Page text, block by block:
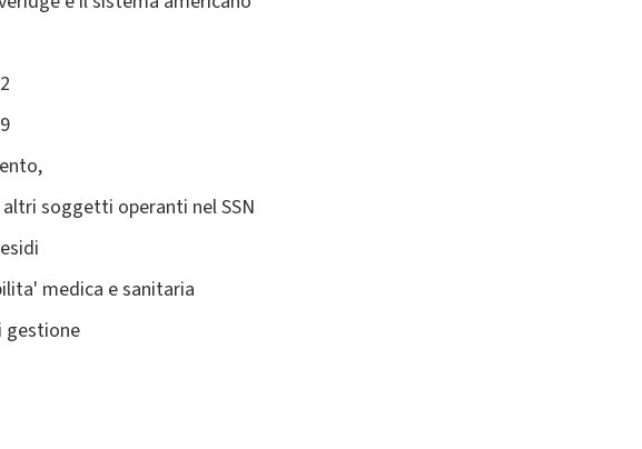
altri soggetti operanti nel SSN
medica e sanitaria
gestione